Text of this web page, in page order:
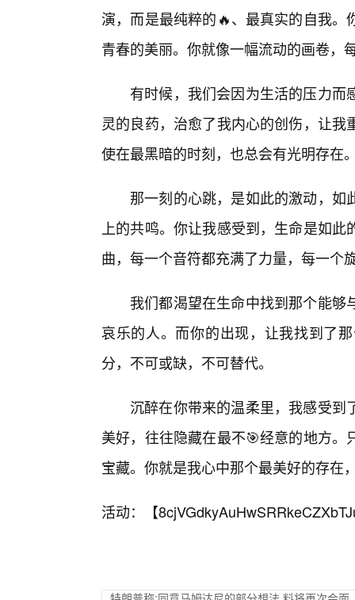
演，而是最纯粹的🔥、最真实的自我
青春的美丽。你就像一幅流动的画卷，
有时候，我们会因为生活的压力
灵的良药，治愈了我内心的创伤，让
使在最黑暗的时刻，也总会有光明存在
那一刻的心跳，是如此的激动，
上的共鸣。你让我感受到，生命是如
曲，每一个音符都充满了力量，每一个
我们都渴望在生命中找到那个能
哀乐的人。而你的出现，让我找到了
分，不可或缺，不可替代。
沉醉在你带来的温柔里，我感受
美好，往往隐藏在最不🎯经意的地方
宝藏。你就是我心中那个最美好的存在
活动：【